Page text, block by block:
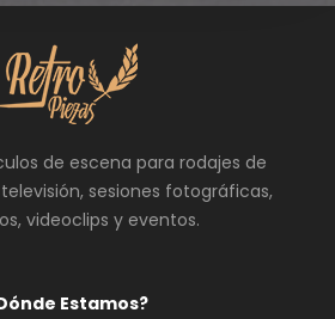
Estamos?
de escena para rodajes de
sesiones fotográficas,
videoclips y eventos.